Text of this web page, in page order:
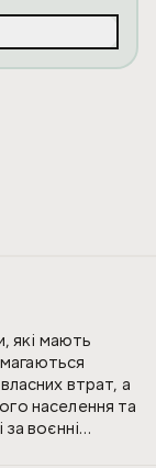
які мають
втрат, а
населення та
воєнні